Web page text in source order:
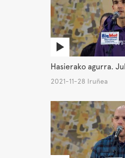
Hasierako agurra.
2021-11-28 Iruñea